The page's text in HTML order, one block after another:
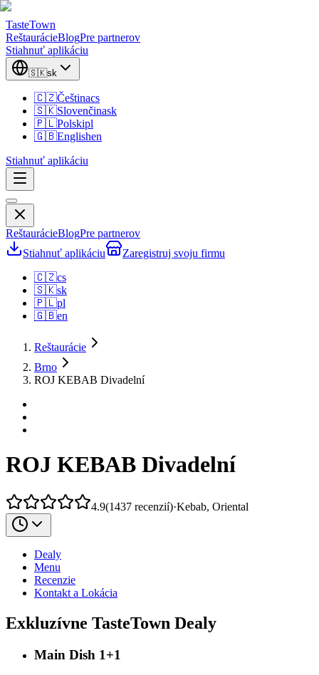
TasteTown
ReštaurácieBlogPre partnerov
Stiahnuť aplikáciu
🇸🇰sk
🇨🇿Češtinacs
🇸🇰Slovenčinask
🇵🇱Polskipl
🇬🇧Englishen
Stiahnuť aplikáciu
ReštaurácieBlogPre partnerov
Stiahnuť aplikáciu
Zaregistruj svoju firmu
🇨🇿cs
🇸🇰sk
🇵🇱pl
🇬🇧en
Reštaurácie
Brno
ROJ KEBAB Divadelní
ROJ KEBAB Divadelní
4.9(1437 recenzií)·Kebab, Oriental
Dealy
Menu
Recenzie
Kontakt a Lokácia
Exkluzívne TasteTown Dealy
Main Dish 1+1